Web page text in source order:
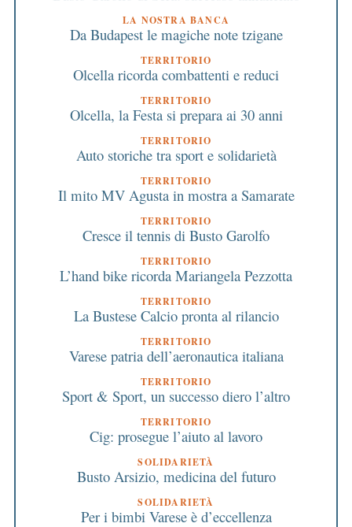
LA NOSTRA BANCA
Da Budapest le magiche note tzigane
TERRITORIO
Olcella ricorda combattenti e reduci
TERRITORIO
Olcella, la Festa si prepara ai 30 anni
TERRITORIO
Auto storiche tra sport e solidarietà
TERRITORIO
Il mito MV Agusta in mostra a Samarate
TERRITORIO
Cresce il tennis di Busto Garolfo
TERRITORIO
L’hand bike ricorda Mariangela Pezzotta
TERRITORIO
La Bustese Calcio pronta al rilancio
TERRITORIO
Varese patria dell’aeronautica italiana
TERRITORIO
Sport & Sport, un successo diero l’altro
TERRITORIO
Cig: prosegue l’aiuto al lavoro
SOLIDARIETÀ
Busto Arsizio, medicina del futuro
SOLIDARIETÀ
Per i bimbi Varese è d’eccellenza